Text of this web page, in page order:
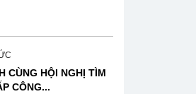
CÙNG HỘI NGHỊ TÌM
CÔNG...